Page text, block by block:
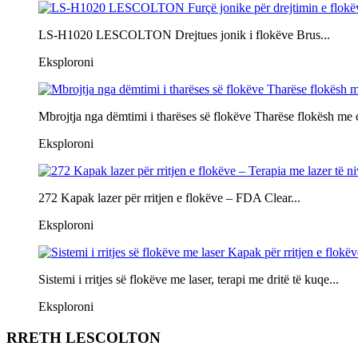
LS-H1020 LESCOLTON Drejtues jonik i flokëve Brus...
Eksploroni
Mbrojtja nga dëmtimi i tharëses së flokëve Tharëse flokësh me
Eksploroni
272 Kapak lazer për rritjen e flokëve – FDA Clear...
Eksploroni
Sistemi i rritjes së flokëve me laser, terapi me dritë të kuqe...
Eksploroni
RRETH LESCOLTON